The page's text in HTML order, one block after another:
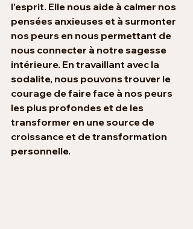
l'esprit. Elle nous aide à calmer nos
pensées anxieuses et à surmonter
nos peurs en nous permettant de
nous connecter à notre sagesse
intérieure. En travaillant avec la
sodalite, nous pouvons trouver le
courage de faire face à nos peurs
les plus profondes et de les
transformer en une source de
croissance et de transformation
personnelle.